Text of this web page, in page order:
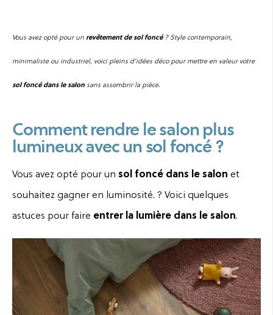
Vous avez opté pour un revêtement de sol foncé? Style contemporain,
minimaliste ou industriel, voici pleins d’idées déco pour mettre en valeur votre
sol foncé dans le salon sans assombrir la pièce.
Comment rendre le salon plus
lumineux avec un sol foncé ?
Vous avez opté pour un sol foncé dans le salon et
souhaitez gagner en luminosité. ? Voici quelques
astuces pour faire entrer la lumière dans le salon.